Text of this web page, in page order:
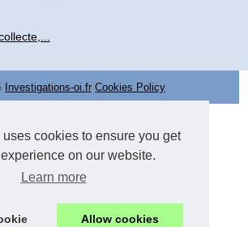
cookies to ensure you get
on our website.
Learn more
Allow cookies
Investigations-oi.fr Cookies Policy